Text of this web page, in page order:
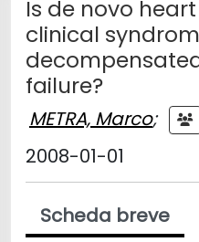
Is de novo
clinical
failure?
METRA, Marco;
2008-01-01
Scheda breve